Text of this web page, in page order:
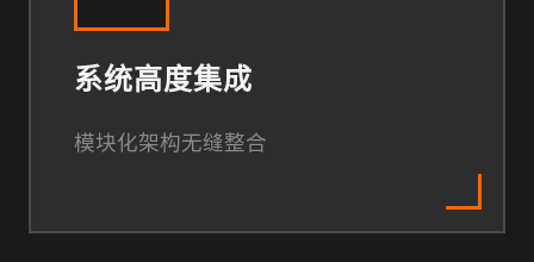
系统高度集成
模块化架构无缝整合